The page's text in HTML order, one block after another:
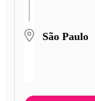
São Paulo